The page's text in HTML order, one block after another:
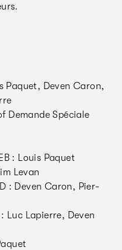
Paquet, Deven Caron,
Demande Spéciale
: Louis Paquet
Levan
: Deven Caron, Pier-
: Luc Lapierre, Deven